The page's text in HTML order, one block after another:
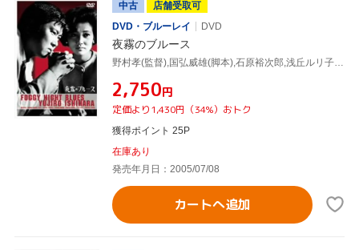
中古
店舗受取可
DVD・ブルーレイ
DVD
夜霧のブルース
野村孝(監督),国弘威雄(脚本),石原裕次郎,浅丘ルリ子,岩崎加根子,郷鍈治,芦田伸介
¥2,750円
定価より1,430円（34%）おトク
獲得ポイント 25P
在庫あり
発売年月日：2005/07/08
カートへ追加